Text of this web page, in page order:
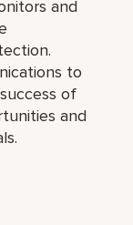
and
to
of
and